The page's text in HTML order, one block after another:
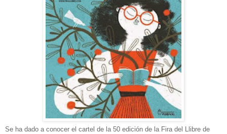
Se ha dado a conocer el cartel de la 50 edición de la Fira del Llibre de